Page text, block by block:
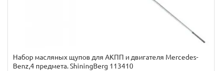
Набор масляных щупов для АКПП и двигателя Mercedes-
Benz,4 предмета. ShiningBerg 113410